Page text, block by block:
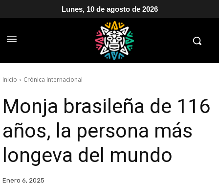
Lunes, 10 de agosto de 2026
Inicio Crónica Internacional
Monja brasileña de 116
años, la persona más
longeva del mundo
Enero 6, 2025